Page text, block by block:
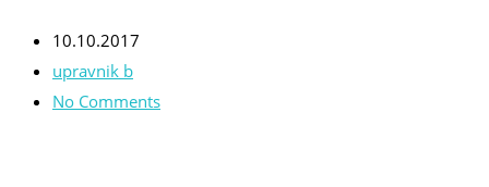
10.10.2017
upravnik b
No Comments